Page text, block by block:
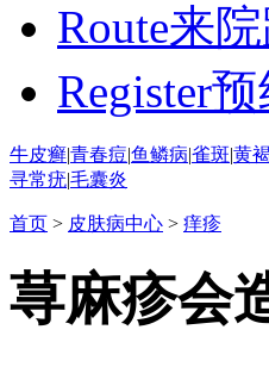
Route来
Register预
牛皮癣|青春痘|鱼鳞病|雀斑|黄
寻常疣|毛囊炎
首页 > 皮肤病中心 > 痒疹
荨麻疹会